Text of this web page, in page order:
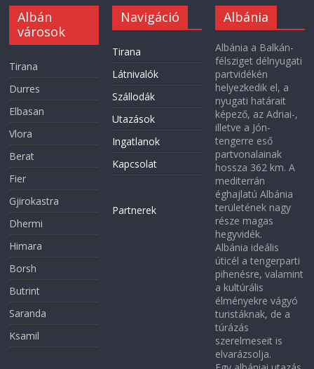
Albán
városok
Tirana
Durres
Elbasan
Vlora
Berat
Fier
Gjirokastra
Dhermi
Himara
Borsh
Butrint
Saranda
Ksamil
Navigáció
Tirana
Látnivalók
Szállodák
Utazások
Ingatlanok
Kapcsolat
Partnerek
Albánia
Albánia a Balkán-
félsziget délnyugati
partvidékén
helyezkedik el, a
nyugati határait
képező, az Adriai-,
illetve a Jón-
tengerre eső
partvonalainak
hossza 362 km. A
mediterrán
éghajlatú Albánia
területének nagy
része magas
hegyvidék.
Albánia ideális
úticél a tengerparti
pihenésre, valamint
a kultúrális
élményekre vágyó
turistáknak, de a
túrázás
szerelmeseit is
elvarázsolja.